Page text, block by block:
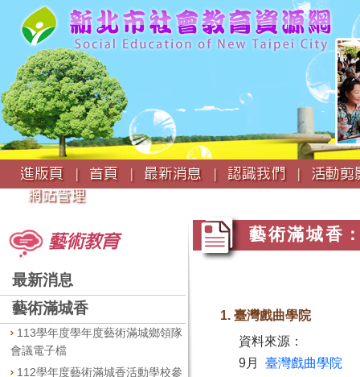
:::
進版頁 |
首頁 | 最新消息 | 認識我們 |
活動
網站管理
藝術教育
最新消息
藝術滿城香
113學年度學年度藝術滿城鄉領隊
會議電子檔
112學年度藝術滿城香活動學校參
藝術滿城香
1. 臺灣戲曲學院
資料來源：
9月 臺灣戲曲學院